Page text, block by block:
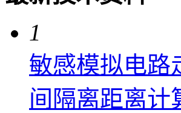
1
敏感模拟电路
间隔离距离计